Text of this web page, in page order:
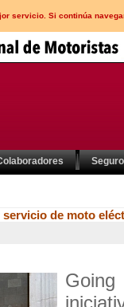
servicio. Si continúa
de moto